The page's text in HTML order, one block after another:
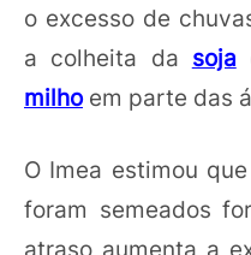
o excesso de
a colheita da soja
milhoem parte das
O Imea estimou
foram semeados
atraso aumenta a